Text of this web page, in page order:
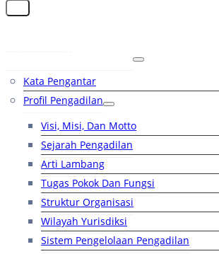
Kata Pengantar
Profil Pengadilan
Visi, Misi, Dan Motto
Sejarah Pengadilan
Arti Lambang
Tugas Pokok Dan Fungsi
Struktur Organisasi
Wilayah Yurisdiksi
Sistem Pengelolaan Pengadilan